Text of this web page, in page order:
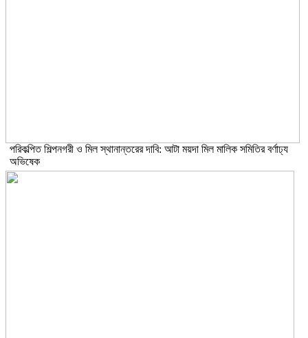
পরিকল্পিত শিল্পনগরী ও মিল স্থানান্তরের দাবি: আটা ময়দা মিল মালিক সমিতির বর্ণাঢ্য
অভিষেক